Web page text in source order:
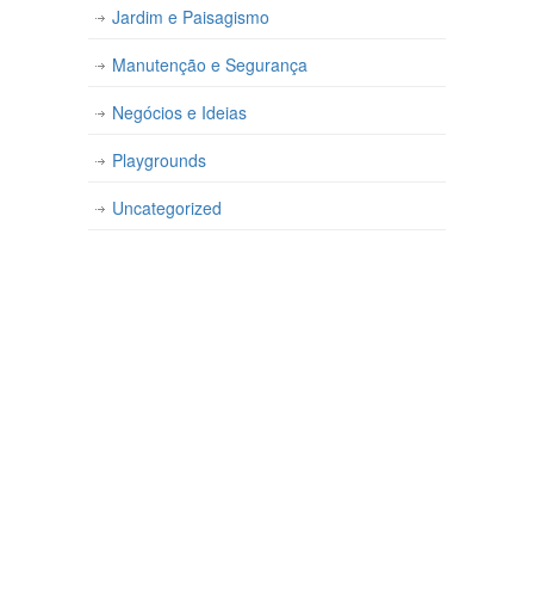
Jardim e Paisagismo
Manutenção e Segurança
Negócios e Ideias
Playgrounds
Uncategorized